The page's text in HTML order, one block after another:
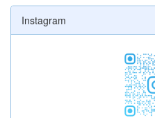
Instagram